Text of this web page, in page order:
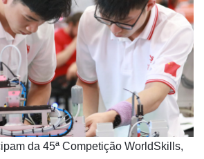
da 45ª Competição WorldSkills,